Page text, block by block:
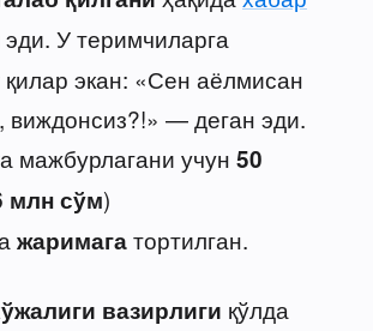
эди. У теримчиларга
экан: «Сен аёлмисан
виждонсиз?!» — деган эди.
мажбурлагани учун 50
млн сўм)
жаримагатортилган.
вазирлиги қўлда